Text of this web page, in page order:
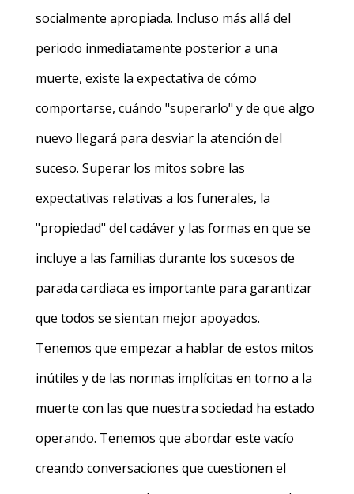
socialmente apropiada. Incluso más allá del
periodo inmediatamente posterior a una
muerte, existe la expectativa de cómo
comportarse, cuándo "superarlo" y de que algo
nuevo llegará para desviar la atención del
suceso. Superar los mitos sobre las
expectativas relativas a los funerales, la
"propiedad" del cadáver y las formas en que se
incluye a las familias durante los sucesos de
parada cardiaca es importante para garantizar
que todos se sientan mejor apoyados.
Tenemos que empezar a hablar de estos mitos
inútiles y de las normas implícitas en torno a la
muerte con las que nuestra sociedad ha estado
operando. Tenemos que abordar este vacío
creando conversaciones que cuestionen el